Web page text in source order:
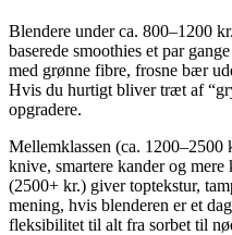
Blendere under ca. 800–1200
baserede smoothies et par
med grønne fibre, frosne bær
Hvis du hurtigt bliver træt af
opgradere.
Mellemklassen (ca. 1200–2500
knive, smartere kander og mere
(2500+ kr.) giver toptekstur,
mening, hvis blenderen er et
fleksibilitet til alt fra sorbet til